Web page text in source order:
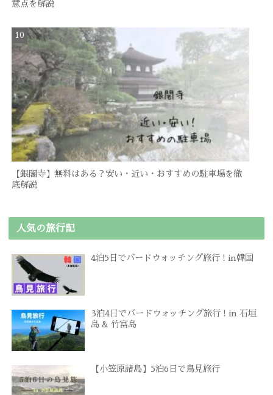
意点を解説
【銀閣寺】無料はある？安い・近い・おすすめの駐車場を徹
底解説
人気の旅行記
4泊5日でバードウォッチング旅行 ! in韓国
3泊4日でバードウォッチング旅行 ! in 石垣
島 & 竹富島
【小笠原諸島】5泊6日で鳥見旅行